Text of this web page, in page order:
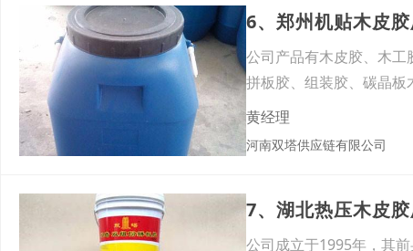
6、郑州机贴木皮
公司产品有木皮胶、木
拼板胶、组装胶、碳晶
伴。使
黄经理
河南双塔供应链有限公司
7、湖北热压木皮
公司成立于1995年，其